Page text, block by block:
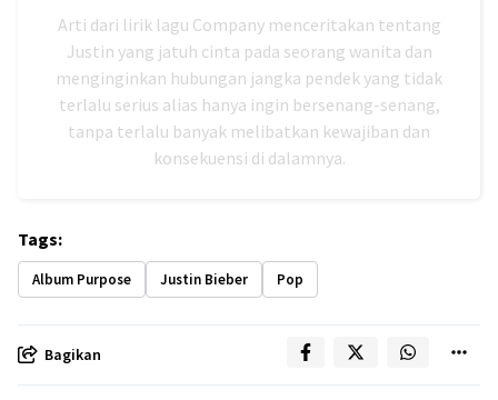
Arti dari lirik lagu Company menceritakan tentang
Justin yang jatuh cinta pada seorang wanita dan
menginginkan hubungan jangka pendek yang tidak
terlalu serius alias hanya ingin bersenang-senang,
tanpa terlalu banyak melibatkan kewajiban dan
konsekuensi di dalamnya.
Tags:
Album Purpose Justin Bieber Pop
Bagikan